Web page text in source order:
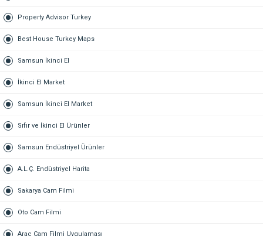
Property Advisor Turkey
Best House Turkey Maps
Samsun İkinci El
İkinci El Market
Samsun İkinci El Market
Sıfır ve İkinci El Ürünler
Samsun Endüstriyel Ürünler
A.L.Ç. Endüstriyel Harita
Sakarya Cam Filmi
Oto Cam Filmi
Araç Cam Filmi Uygulaması